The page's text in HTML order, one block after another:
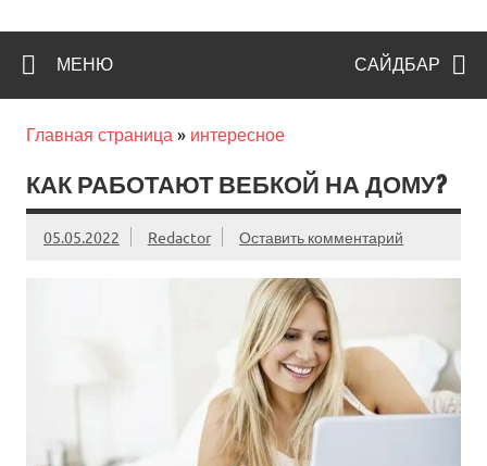
САЙДБАР
МЕНЮ
Главная страница » интересное
КАК РАБОТАЮТ ВЕБКОЙ НА ДОМУ?
05.05.2022 Redactor Оставить комментарий